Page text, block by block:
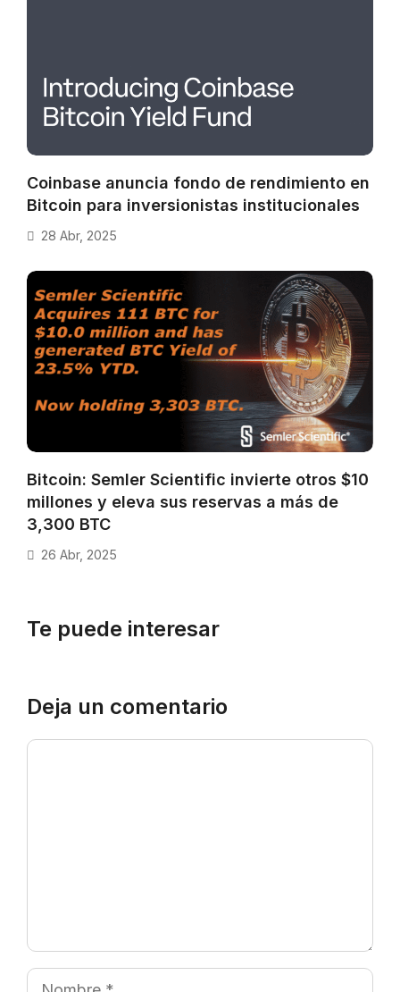
Coinbase anuncia fondo de rendimiento en
Bitcoin para inversionistas institucionales
28 Abr, 2025
Bitcoin: Semler Scientific invierte otros $10
millones y eleva sus reservas a más de
3,300 BTC
26 Abr, 2025
Te puede interesar
Deja un comentario
Comentario
Nombre